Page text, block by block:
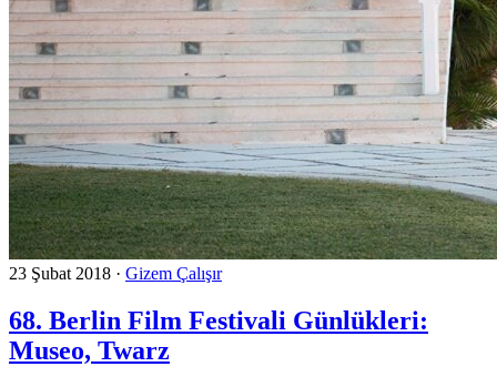
23 Şubat 2018 · Gizem Çalışır
68. Berlin Film Festivali Günlükleri:
Museo, Twarz